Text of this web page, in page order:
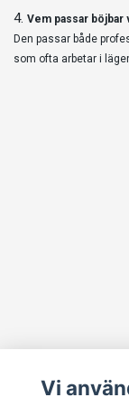
Vem passar böjbar
Den passar både
som ofta arbetar i
Vi